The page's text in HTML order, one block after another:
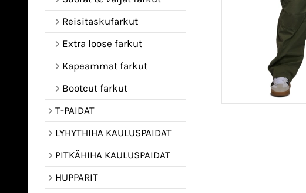
Reisitaskufarkut
Extra loose farkut
Kapeammat farkut
Bootcut farkut
T-PAIDAT
LYHYTHIHA KAULUSPAIDAT
PITKÄHIHA KAULUSPAIDAT
HUPPARIT